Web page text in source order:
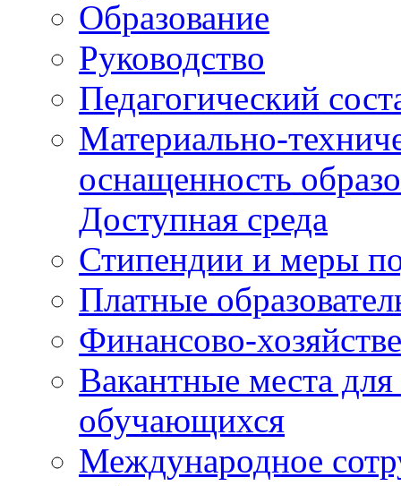
Образование
Руководство
Педагогический
Материально-
оснащенность
Доступная среда
Стипендии и меры
Платные
Финансово-
Вакантные места
обучающихся
Международное